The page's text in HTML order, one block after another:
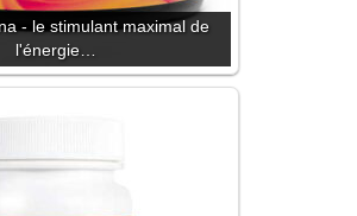
- le stimulant maximal de
l'énergie…